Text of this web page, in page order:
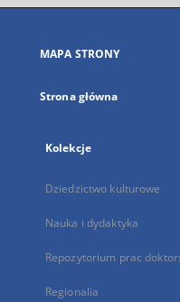
się
karcie
MAPA STRONY
Strona główna
Kolekcje
Dziedzictwo kulturowe
Nauka i dydaktyka
Repozytorium prac
Regionalia